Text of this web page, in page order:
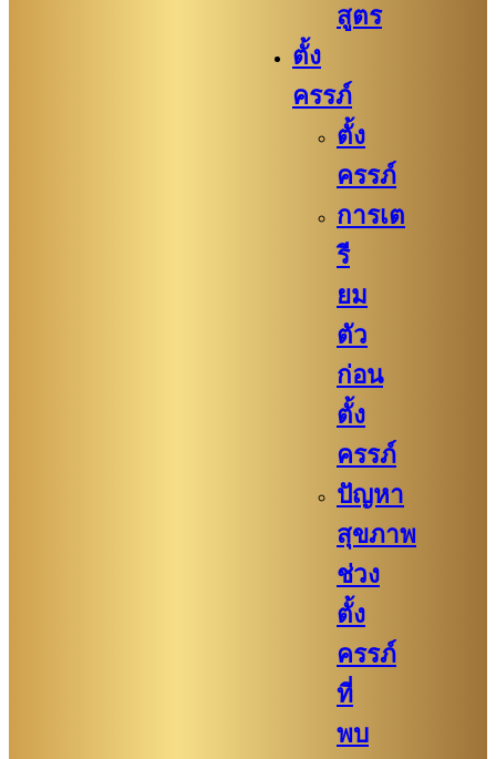
สูตร
ตั้ง
ครรภ์
ตั้ง
ครรภ์
การเต
รี
ยม
ตัว
ก่อน
ตั้ง
ครรภ์​
ปัญหา
สุขภาพ
ช่วง
ตั้ง
ครรภ์
ที่
พบ